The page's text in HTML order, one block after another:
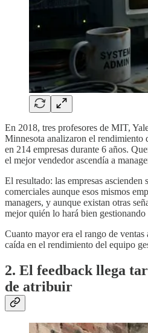
En 2018, tres profesores de MIT,
Minnesota analizaron el rendimiento
en 214 empresas durante 6 años.
el mejor vendedor ascendía a
El resultado: las empresas ascienden
comerciales aunque esos mismos
managers, y aunque existan otras
mejor quién lo hará bien gestionando
Cuanto mayor era el rango de ventas
caída en el rendimiento del equipo
2. El feedback llega
de atribuir